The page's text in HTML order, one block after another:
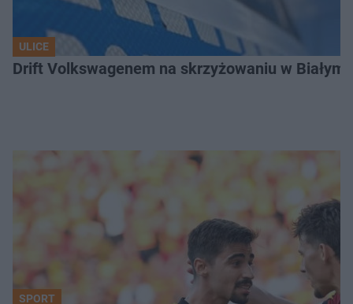
ULICE
Drift Volkswagenem na skrzyżowaniu w
SPORT